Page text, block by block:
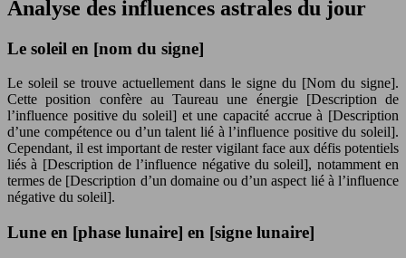
Analyse des influences astrales du jour
Le soleil en [nom du signe]
Le soleil se trouve actuellement dans le signe du [Nom du signe].
Cette position confère au Taureau une énergie [Description de
l’influence positive du soleil] et une capacité accrue à [Description
d’une compétence ou d’un talent lié à l’influence positive du soleil].
Cependant, il est important de rester vigilant face aux défis potentiels
liés à [Description de l’influence négative du soleil], notamment en
termes de [Description d’un domaine ou d’un aspect lié à l’influence
négative du soleil].
Lune en [phase lunaire] en [signe lunaire]